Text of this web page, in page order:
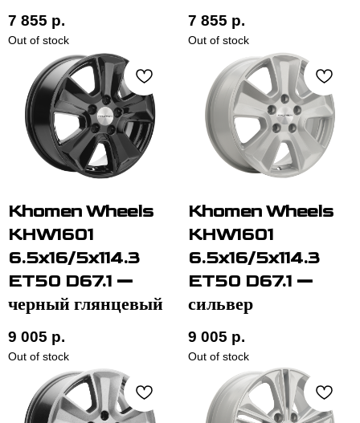
7 855 р.
Out of stock
7 855 р.
Out of stock
Khomen Wheels
KHW1601
6.5x16/5x114.3
ET50 D67.1 —
черный глянцевый
9 005 р.
Out of stock
Khomen Wheels
KHW1601
6.5x16/5x114.3
ET50 D67.1 —
сильвер
9 005 р.
Out of stock